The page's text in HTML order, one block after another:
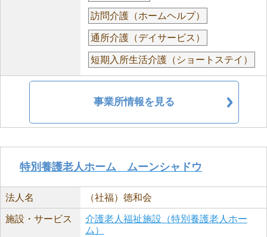
訪問介護（ホームヘルプ）
通所介護（デイサービス）
短期入所生活介護（ショートステイ）
事業所情報を見る
特別養護老人ホーム ムーンシャドウ
法人名 （社福）徳和会
施設・サービス
介護老人福祉施設（特別養護老人ホー
ム）